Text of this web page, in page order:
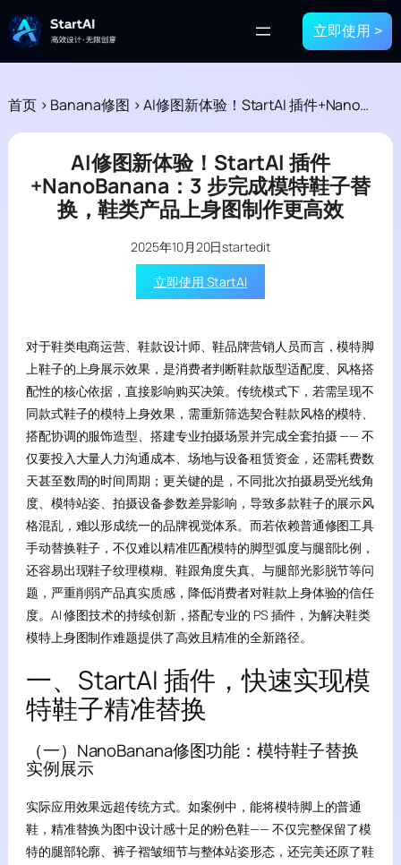
立即使用 >
首页 > Banana修图 > AI修图新体验！StartAI 插件+NanoBanana：3 步完成模特鞋子替换，鞋类产品上身图制作更高效
AI修图新体验！StartAI 插件
+NanoBanana：3 步完成模特鞋子替
换，鞋类产品上身图制作更高效
2025年10月20日startedit
立即使用 StartAI
对于鞋类电商运营、鞋款设计师、鞋品牌营销人员而言，模特脚
上鞋子的上身展示效果，是消费者判断鞋款版型适配度、风格搭
配性的核心依据，直接影响购买决策。传统模式下，若需呈现不
同款式鞋子的模特上身效果，需重新筛选契合鞋款风格的模特、
搭配协调的服饰造型、搭建专业拍摄场景并完成全套拍摄 —— 不
仅要投入大量人力沟通成本、场地与设备租赁资金，还需耗费数
天甚至数周的时间周期；更关键的是，不同批次拍摄易受光线角
度、模特站姿、拍摄设备参数差异影响，导致多款鞋子的展示风
格混乱，难以形成统一的品牌视觉体系。而若依赖普通修图工具
手动替换鞋子，不仅难以精准匹配模特的脚型弧度与腿部比例，
还容易出现鞋子纹理模糊、鞋跟角度失真、与腿部光影脱节等问
题，严重削弱产品真实质感，降低消费者对鞋款上身体验的信任
度。AI 修图技术的持续创新，搭配专业的 PS 插件，为解决鞋类
模特上身图制作难题提供了高效且精准的全新路径。
一、StartAI 插件，快速实现模
特鞋子精准替换
（一）NanoBanana修图功能：模特鞋子替换
实例展示
实际应用效果远超传统方式。如案例中，能将模特脚上的普通
鞋，精准替换为图中设计感十足的粉色鞋—— 不仅完整保留了模
特的腿部轮廓、裤子褶皱细节与整体站姿形态，还完美还原了鞋